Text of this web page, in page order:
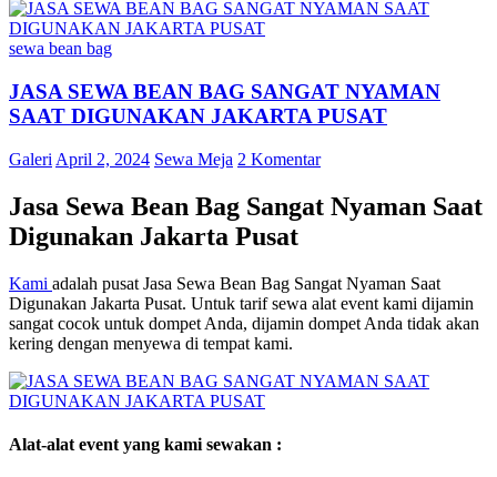
sewa bean bag
JASA SEWA BEAN BAG SANGAT NYAMAN
SAAT DIGUNAKAN JAKARTA PUSAT
Galeri April 2, 2024 Sewa Meja 2 Komentar
Jasa Sewa Bean Bag Sangat Nyaman Saat
Digunakan Jakarta Pusat
Kami adalah pusat Jasa Sewa Bean Bag Sangat Nyaman Saat
Digunakan Jakarta Pusat. Untuk tarif sewa alat event kami dijamin
sangat cocok untuk dompet Anda, dijamin dompet Anda tidak akan
kering dengan menyewa di tempat kami.
Alat-alat event yang kami sewakan :